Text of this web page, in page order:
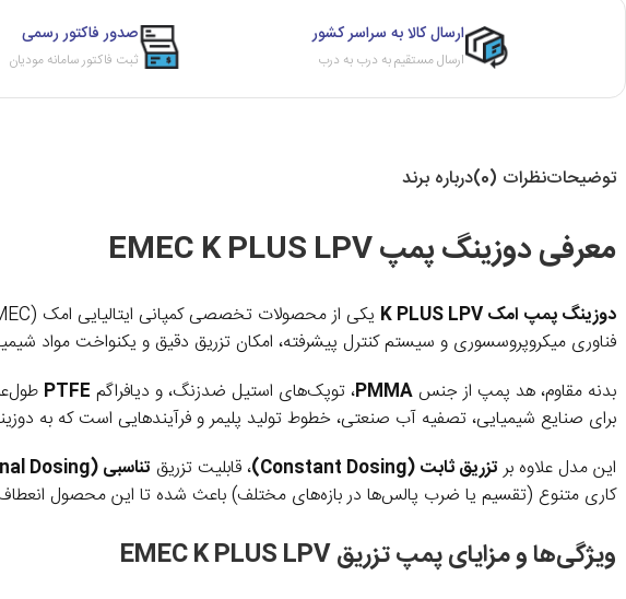
ارسال کالا به سراسر کشور
ارسال مستقیم به درب به درب
صدور فاکتور رسمی
ثبت فاکتور سامانه مودیان
توضیحاتنظرات (0) درباره برند
معرفی دوزینگ پمپ EMEC K PLUS LPV
دوزینگ پمپ امک K PLUS LPV یکی از محصولات تخصصی کمپانی ایتالیایی امک (EMEC) است که برای تزریق سیالات غلیظ و ویسکوز (تا حدود
فناوری میکروپروسسوری و سیستم کنترل پیشرفته، امکان تزریق دقیق و یکنواخت مواد
بدنه مقاوم، هد پمپ از جنس PMMA، توپک‌های استیل ضدزنگ، و دیافراگم PTFE
برای صنایع شیمیایی، تصفیه آب صنعتی، خطوط تولید پلیمر و فرآیندهایی است که به
این مدل علاوه برتزریق ثابت (Constant Dosing) ، قابلیت تزریق تناسبی (Proportional Dosing)
کاری متنوع (تقسیم یا ضرب پالس‌ها در بازه‌های مختلف) باعث شده تا این محصول
ویژگی‌ها و مزایای پمپ تزریق EMEC K PLUS LPV